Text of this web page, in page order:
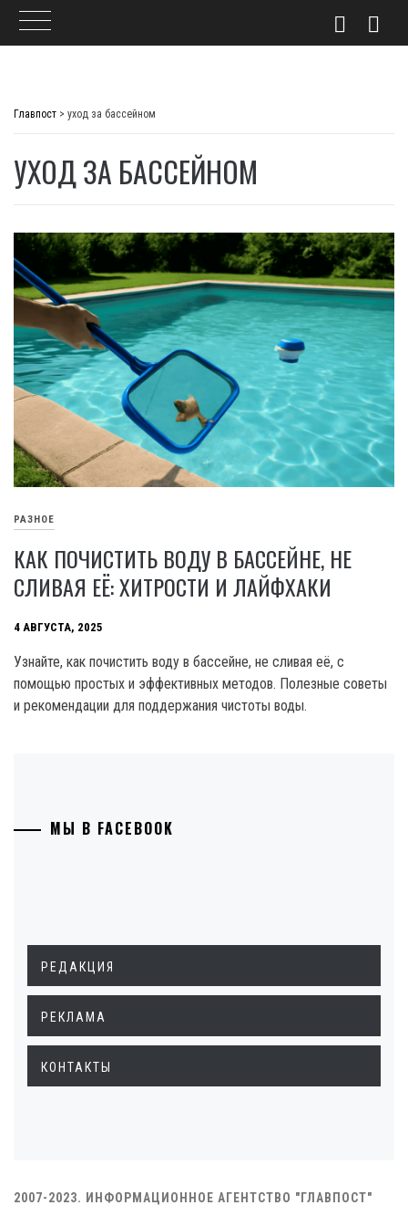
Главпост > уход за бассейном
УХОД ЗА БАССЕЙНОМ
РАЗНОЕ
КАК ПОЧИСТИТЬ ВОДУ В БАССЕЙНЕ, НЕ
СЛИВАЯ ЕЁ: ХИТРОСТИ И ЛАЙФХАКИ
4 АВГУСТА, 2025
Узнайте, как почистить воду в бассейне, не сливая её, с
помощью простых и эффективных методов. Полезные советы
и рекомендации для поддержания чистоты воды.
МЫ В FACEBOOK
РЕДАКЦИЯ
РЕКЛАМА
КОНТАКТЫ
2007-2023. ИНФОРМАЦИОННОЕ АГЕНТСТВО "ГЛАВПОСТ"